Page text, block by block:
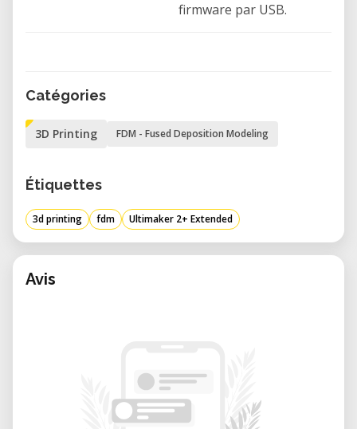
firmware par USB.
Catégories
3D Printing FDM - Fused Deposition Modeling
Étiquettes
3d printing fdm Ultimaker 2+ Extended
Avis